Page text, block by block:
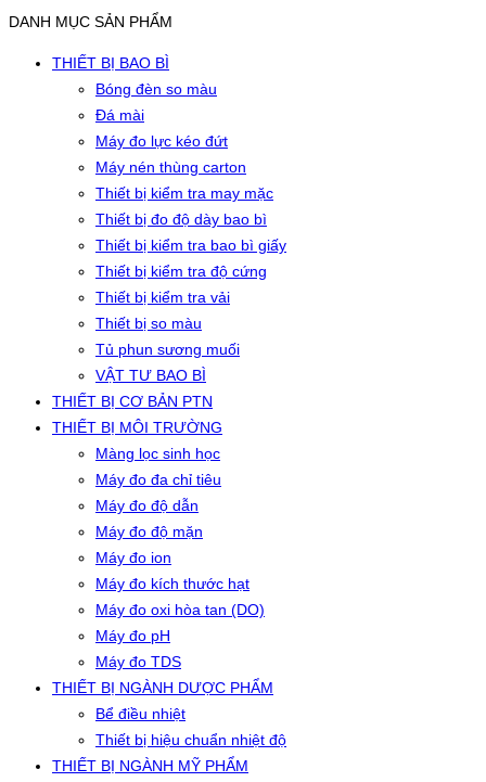
DANH MỤC SẢN PHẨM
THIẾT BỊ BAO BÌ
Bóng đèn so màu
Đá mài
Máy đo lực kéo đứt
Máy nén thùng carton
Thiết bị kiểm tra may mặc
Thiết bị đo độ dày bao bì
Thiết bị kiểm tra bao bì giấy
Thiết bị kiểm tra độ cứng
Thiết bị kiểm tra vải
Thiết bị so màu
Tủ phun sương muối
VẬT TƯ BAO BÌ
THIẾT BỊ CƠ BẢN PTN
THIẾT BỊ MÔI TRƯỜNG
Màng lọc sinh học
Máy đo đa chỉ tiêu
Máy đo độ dẫn
Máy đo độ mặn
Máy đo ion
Máy đo kích thước hạt
Máy đo oxi hòa tan (DO)
Máy đo pH
Máy đo TDS
THIẾT BỊ NGÀNH DƯỢC PHẨM
Bể điều nhiệt
Thiết bị hiệu chuẩn nhiệt độ
THIẾT BỊ NGÀNH MỸ PHẨM